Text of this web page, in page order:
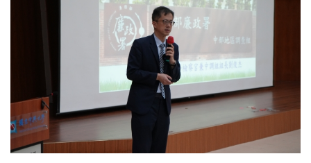
s
A
p
W
e
b